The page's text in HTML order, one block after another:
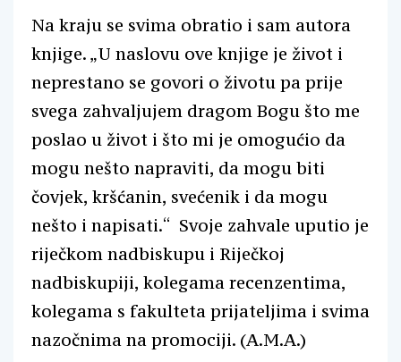
Na kraju se svima obratio i sam autora
knjige. „U naslovu ove knjige je život i
neprestano se govori o životu pa prije
svega zahvaljujem dragom Bogu što me
poslao u život i što mi je omogućio da
mogu nešto napraviti, da mogu biti
čovjek, kršćanin, svećenik i da mogu
nešto i napisati.“ Svoje zahvale uputio je
riječkom nadbiskupu i Riječkoj
nadbiskupiji, kolegama recenzentima,
kolegama s fakulteta prijateljima i svima
nazočnima na promociji. (A.M.A.)